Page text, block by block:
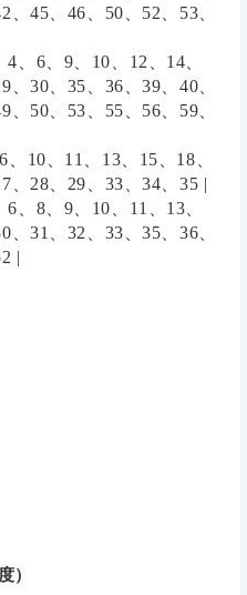
45、46、50、52、53、
、6、9、10、12、14、
、30、35、36、39、40、
50、53、55、56、59、
10、11、13、15、18、
、28、29、33、34、35 |
、8、9、10、11、13、
、31、32、33、35、36、
|
）